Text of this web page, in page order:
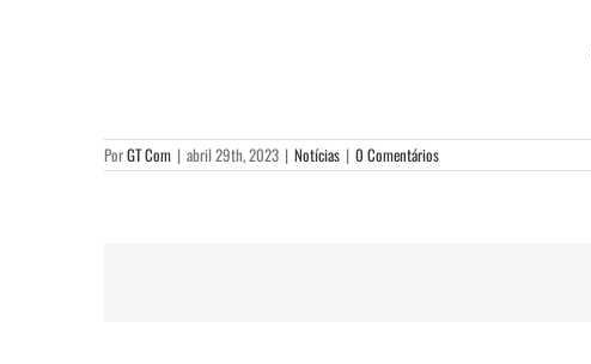
PorGT Com | abril 29th, 2023 | Notícias | 0 Comentários